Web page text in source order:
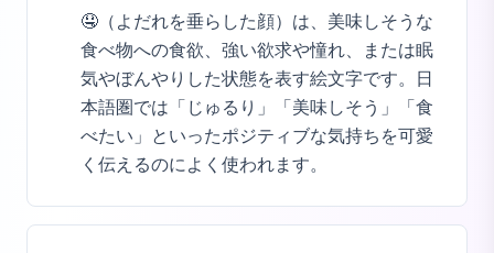
🤤（よだれを垂らした顔）は、美味しそうな
食べ物への食欲、強い欲求や憧れ、または眠
気やぼんやりした状態を表す絵文字です。日
本語圏では「じゅるり」「美味しそう」「食
べたい」といったポジティブな気持ちを可愛
く伝えるのによく使われます。